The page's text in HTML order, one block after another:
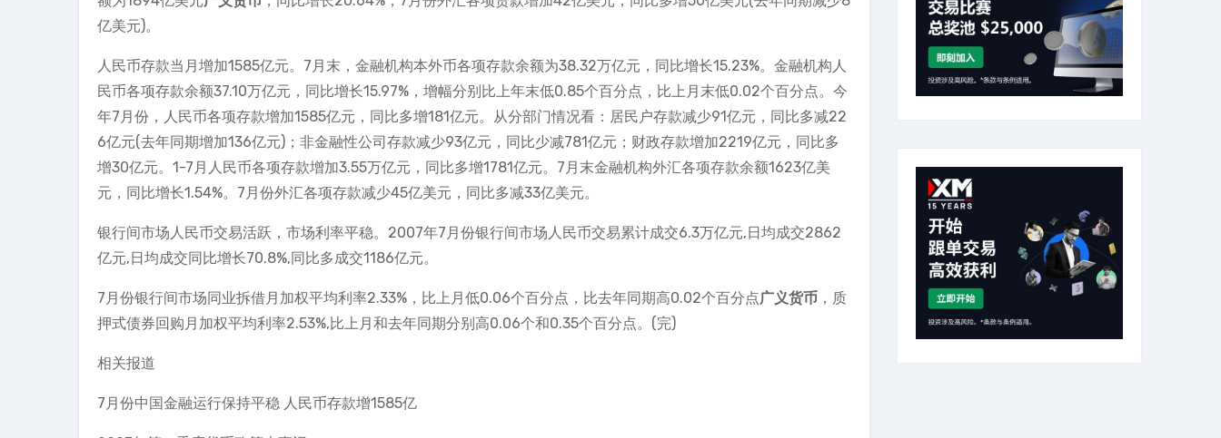
亿美元)。
人民币存款当月增加1585亿元。7月末，金融机构本外币各项存款余额为38.32万亿元，同比增长15.23%。金融机构人
民币各项存款余额37.10万亿元，同比增长15.97%，增幅分别比上年末低0.85个百分点，比上月末低0.02个百分点。今
年7月份，人民币各项存款增加1585亿元，同比多增181亿元。从分部门情况看：居民户存款减少91亿元，同比多减22
6亿元(去年同期增加136亿元)；非金融性公司存款减少93亿元，同比少减781亿元；财政存款增加2219亿元，同比多
增30亿元。1-7月人民币各项存款增加3.55万亿元，同比多增1781亿元。7月末金融机构外汇各项存款余额1623亿美
元，同比增长1.54%。7月份外汇各项存款减少45亿美元，同比多减33亿美元。
银行间市场人民币交易活跃，市场利率平稳。2007年7月份银行间市场人民币交易累计成交6.3万亿元,日均成交2862
亿元,日均成交同比增长70.8%,同比多成交1186亿元。
7月份银行间市场同业拆借月加权平均利率2.33%，比上月低0.06个百分点，比去年同期高0.02个百分点广义货币 ，质
押式债券回购月加权平均利率2.53%,比上月和去年同期分别高0.06个和0.35个百分点。(完)
相关报道
7月份中国金融运行保持平稳 人民币存款增1585亿